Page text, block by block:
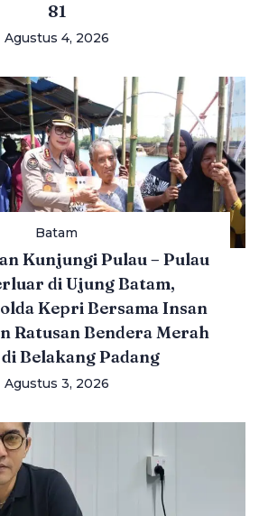
81
Agustus 4, 2026
Batam
Kunjungi Pulau – Pulau
di Ujung Batam,
Kepri Bersama Insan
Ratusan Bendera Merah
Belakang Padang
Agustus 3, 2026